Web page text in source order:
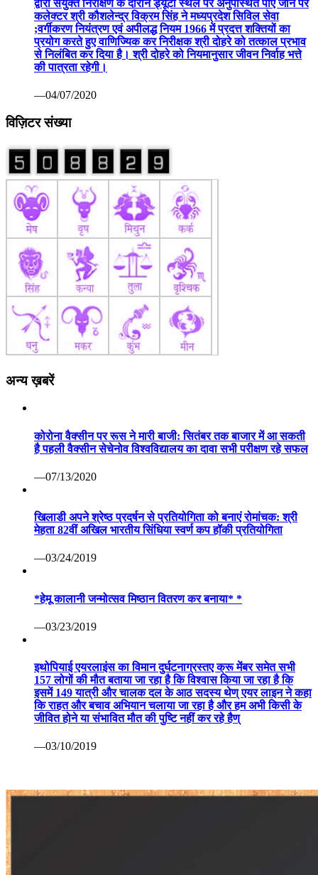
द्वारा संयुक्त निरीक्षण के दौरान ड्यूटी स्थल पर अनुपस्थित पाए जाने पर
कलेक्टर श्री कौशलेन्द्र विक्रम सिंह ने मध्यप्रदेश सिविल सेवा
;वर्गीकरण नियंत्रण एवं अपीलद्ध नियम 1966 में प्रदत्त शक्तियों का
प्रयोग करते हुए वाणिज्यिक कर निरीक्षक श्री दोहरे को तत्काल प्रभाव
से निलंबित कर दिया है। श्री दोहरे को नियमानुसार जीवन निर्वाह भत्ते
की पात्रता रहेगी।
—04/07/2020
विज़िटर संख्या
अन्य ख़बरें
कोरोना वैक्सीन पर रूस ने मारी बाजी: सितंबर तक बाजार में आ सकती
है पहली वैक्सीन सेचेनोव विश्वविद्यालय का दावा सभी परीक्षण रहे सफल
—07/13/2020
खिलाडी अपने श्रेष्ठ प्रदर्षन से प्रतियोगिता को बनाएं रोमांचक: श्री
मेहता 82वीं अखिल भारतीय सिंधिया स्वर्ण कप हॉकी प्रतियोगिता
—03/24/2019
*हेमू कालानी जन्मोत्सव मिष्ठान वितरण कर बनाया* *
—03/23/2019
इथोपियाई एयरलाइंस का विमान दुर्घटनाग्रस्तए क्रू मेंबर समेत सभी
157 लोगों की मौत बताया जा रहा है कि विश्वास किया जा रहा है कि
इसमें 149 यात्री और चालक दल के आठ सदस्य थेण् एयर लाइन ने कहा
कि राहत और बचाव अभियान चलाया जा रहा है और हम अभी किसी के
जीवित होने या संभावित मौत की पुष्टि नहीं कर रहे हैण्
—03/10/2019